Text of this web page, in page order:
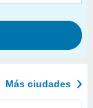
Más ciudades